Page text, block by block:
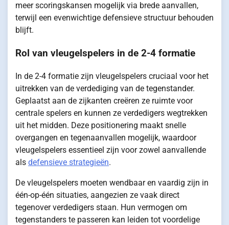
meer scoringskansen mogelijk via brede aanvallen,
terwijl een evenwichtige defensieve structuur behouden
blijft.
Rol van vleugelspelers in de 2-4 formatie
In de 2-4 formatie zijn vleugelspelers cruciaal voor het
uitrekken van de verdediging van de tegenstander.
Geplaatst aan de zijkanten creëren ze ruimte voor
centrale spelers en kunnen ze verdedigers wegtrekken
uit het midden. Deze positionering maakt snelle
overgangen en tegenaanvallen mogelijk, waardoor
vleugelspelers essentieel zijn voor zowel aanvallende
als defensieve strategieën.
De vleugelspelers moeten wendbaar en vaardig zijn in
één-op-één situaties, aangezien ze vaak direct
tegenover verdedigers staan. Hun vermogen om
tegenstanders te passeren kan leiden tot voordelige